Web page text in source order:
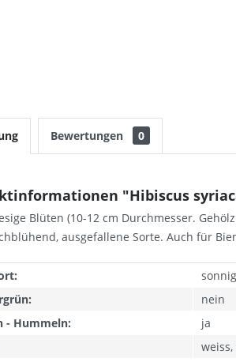
Bewertungen 0
"Hibiscus
Blüten (10-12 cm Durchmesser.
ausgefallene Sorte. Auch für
sonnig
nein
- Hummeln:
ja